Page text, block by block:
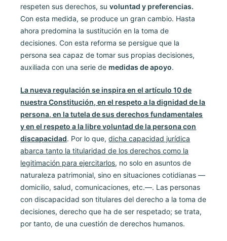
respeten sus derechos, suvoluntad y preferencias.
Con esta medida, se produce un gran cambio. Hasta
ahora predomina la sustitución en la toma de
decisiones. Con esta reforma se persigue que la
persona sea capaz de tomar sus propias decisiones,
auxiliada con una serie de medidas de apoyo.
La nueva regulación se inspira en el artículo 10 de
nuestra Constitución, en el respeto a la dignidad de la
persona, en la tutela de sus derechos fundamentales
y en el respeto a la libre voluntad de la persona con
discapacidad. Por lo que,dicha capacidad jurídica
abarca tanto la titularidad de los derechos como la
legitimación para ejercitarlos, no solo en asuntos de
naturaleza patrimonial, sino en situaciones cotidianas —
domicilio, salud, comunicaciones, etc.—. Las personas
con discapacidad son titulares del derecho a la toma de
decisiones, derecho que ha de ser respetado; se trata,
por tanto, de una cuestión de derechos humanos.